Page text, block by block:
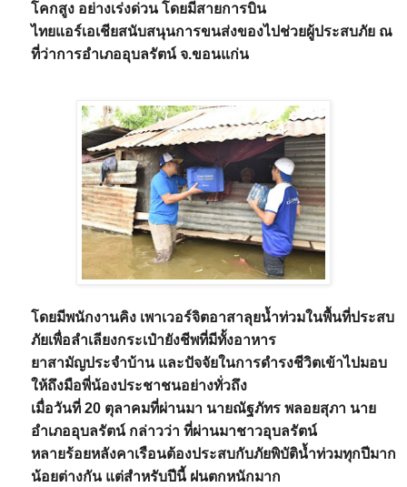
โคกสูง อย่างเร่งด่วน โดยมีสายการบิน
ไทยแอร์เอเชียสนับสนุนการขนส่งของไปช่วยผู้ประสบภัย ณ
ที่ว่าการอำเภออุบลรัตน์ จ.ขอนแก่น
โดยมีพนักงานคิง เพาเวอร์จิตอาสาลุยน้ำท่วมในพื้นที่ประสบ
ภัยเพื่อลำเลียงกระเป๋ายังชีพที่มีทั้งอาหาร
ยาสามัญประจำบ้าน และปัจจัยในการดำรงชีวิตเข้าไปมอบ
ให้ถึงมือพี่น้องประชาชนอย่างทั่วถึง
เมื่อวันที่ 20 ตุลาคมที่ผ่านมา นายณัฐภัทร พลอยสุภา นาย
อำเภออุบลรัตน์ กล่าวว่า ที่ผ่านมาชาวอุบลรัตน์
หลายร้อยหลังคาเรือนต้องประสบกับภัยพิบัติน้ำท่วมทุกปีมาก
น้อยต่างกัน แต่สำหรับปีนี้ ฝนตกหนักมาก